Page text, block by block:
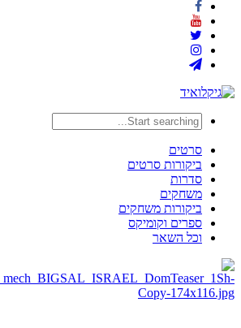
סרטים
ביקורות סרטים
סדרות
משחקים
ביקורות משחקים
ספרים וקומיקס
וכל השאר